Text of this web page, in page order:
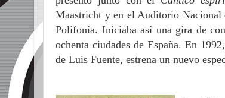
Maastricht y en el Auditorio
Polifonía. Iniciaba así una gira de
ochenta ciudades de España. En
de Luis Fuente, estrena un nuevo